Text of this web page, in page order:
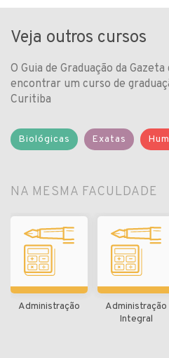
Veja outros cursos
O Guia de Graduação da
encontrar um curso de
Curitiba
Biológicas Exatas
NA MESMA FACULDADE
Administração
Administração
Integral